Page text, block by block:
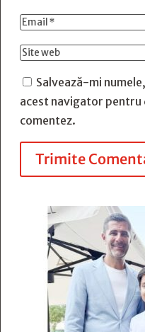
Salvează-mi
acest navigator pentru
comentez.
Trimite